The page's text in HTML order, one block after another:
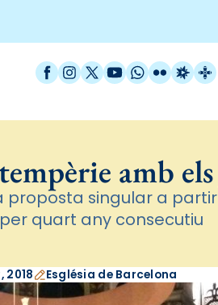
Facebook
Instagram
X / Twitter
YouTube
WhatsApp
FlickrRadio
amb
singular a
quart any consecutiu
2018 Església de Barcelona